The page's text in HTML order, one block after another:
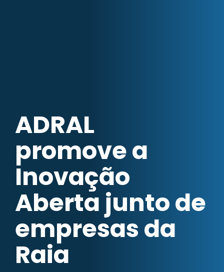
ADRAL
promove a
Inovação
Aberta junto de
empresas da
Raia